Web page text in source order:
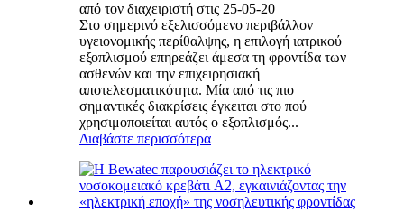
από τον διαχειριστή στις 25-05-20
Στο σημερινό εξελισσόμενο περιβάλλον
υγειονομικής περίθαλψης, η επιλογή ιατρικού
εξοπλισμού επηρεάζει άμεσα τη φροντίδα των
ασθενών και την επιχειρησιακή
αποτελεσματικότητα. Μία από τις πιο
σημαντικές διακρίσεις έγκειται στο πού
χρησιμοποιείται αυτός ο εξοπλισμός...
Διαβάστε περισσότερα